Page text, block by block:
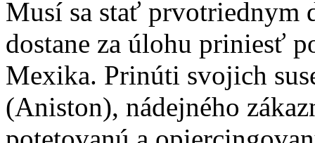
Musí sa stať prvotriednym
dostane za úlohu priniesť
Mexika. Prinúti svojich
(Aniston), nádejného